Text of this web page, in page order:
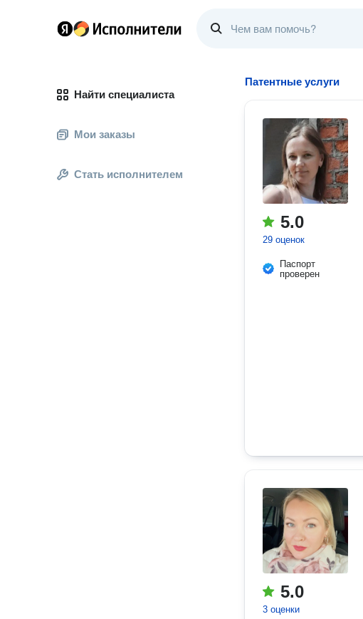
Найти специалиста
Мои заказы
Стать исполнителем
Патентные услуги
5.0
29 оценок
Паспорт
проверен
5.0
3 оценки